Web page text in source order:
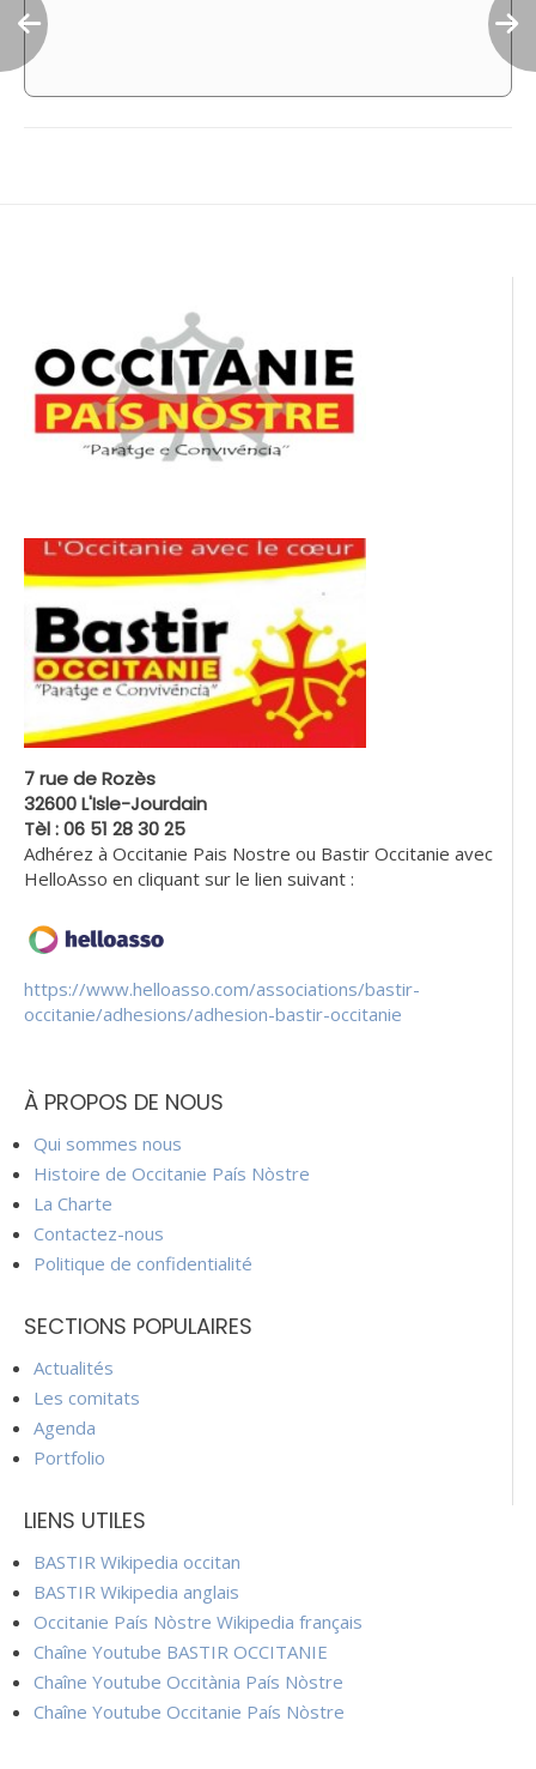
7 rue de Rozès
32600 L'Isle-Jourdain
Tèl : 06 51 28 30 25
Adhérez à Occitanie Pais Nostre ou Bastir Occitanie avec
HelloAsso en cliquant sur le lien suivant :
https://www.helloasso.com/associations/bastir-
occitanie/adhesions/adhesion-bastir-occitanie
À PROPOS DE NOUS
Qui sommes nous
Histoire de Occitanie País Nòstre
La Charte
Contactez-nous
Politique de confidentialité
SECTIONS POPULAIRES
Actualités
Les comitats
Agenda
Portfolio
LIENS UTILES
BASTIR Wikipedia occitan
BASTIR Wikipedia anglais
Occitanie País Nòstre Wikipedia français
Chaîne Youtube BASTIR OCCITANIE
Chaîne Youtube Occitània País Nòstre
Chaîne Youtube Occitanie País Nòstre